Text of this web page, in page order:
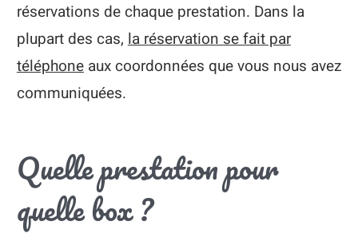
réservations de chaque prestation. Dans la
plupart des cas, la réservation se fait par
téléphoneaux coordonnées que vous nous avez
communiquées.
Quelle prestation pour
quelle box ?